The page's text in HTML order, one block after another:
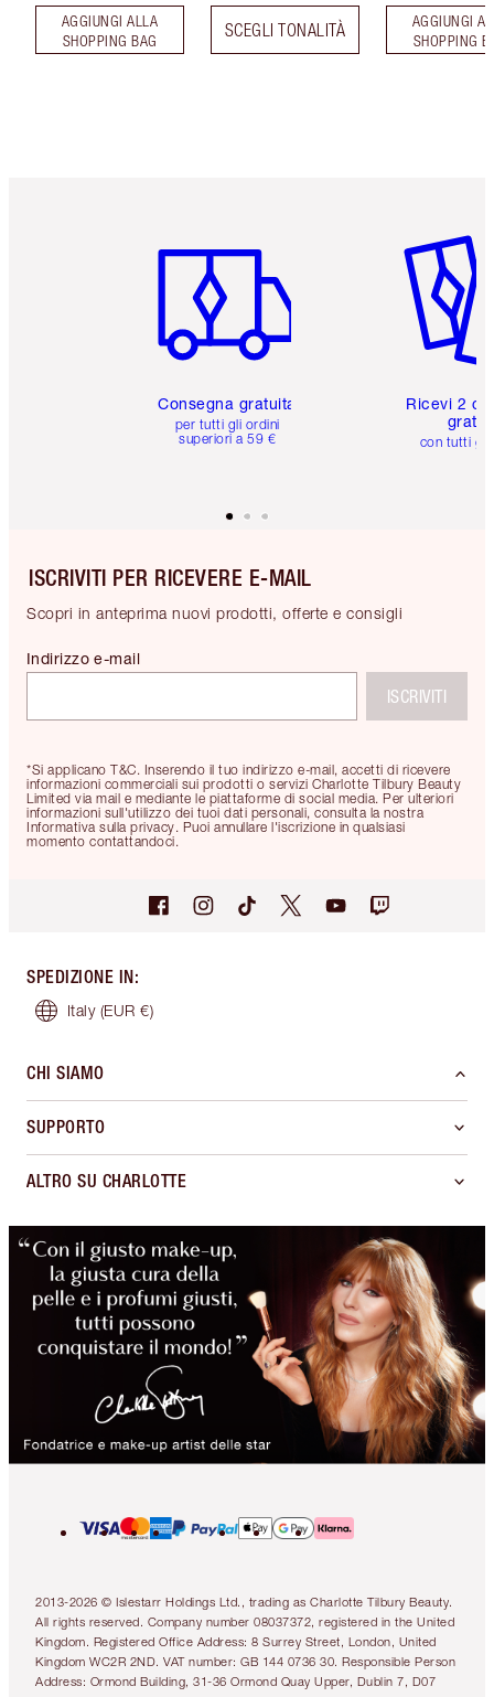
AGGIUNGI ALLA
SHOPPING BAG
SCEGLI TONALITÀ
AGGIUNGI
SHOPPING
Consegna gratuita
per tutti gli ordini
superiori a 59 €
Ricevi 2
con tutti gli
ISCRIVITI PER RICEVERE E-MAIL
Scopri in anteprima nuovi prodotti, offerte e consigli
*Si applicano T&C. Inserendo il tuo indirizzo e-mail, accetti di ricevere
informazioni commerciali sui prodotti o servizi Charlotte Tilbury Beauty
Limited via mail e mediante le piattaforme di social media. Per ulteriori
informazioni sull'utilizzo dei tuoi dati personali, consulta la nostra
Informativa sulla privacy. Puoi annullare l'iscrizione in qualsiasi
momento contattandoci.
Indirizzo e-mail
ISCRIVITI
SPEDIZIONE IN:
Italy (EUR €)
CHI SIAMO
SUPPORTO
ALTRO SU CHARLOTTE
2013-2026 © Islestarr Holdings Ltd., trading as Charlotte Tilbury Beauty.
All rights reserved. Company number 08037372, registered in the United
Kingdom. Registered Office Address: 8 Surrey Street, London, United
Kingdom WC2R 2ND. VAT number: GB 144 0736 30. Responsible Person
Address: Ormond Building, 31-36 Ormond Quay Upper, Dublin 7, D07